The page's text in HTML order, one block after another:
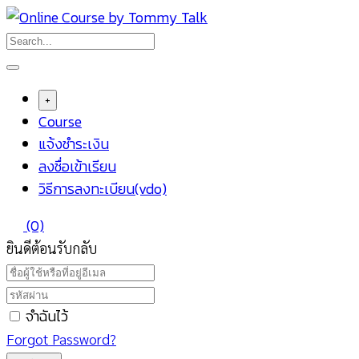
Skip
to
content
+
Course
แจ้งชำระเงิน
ลงชื่อเข้าเรียน
วิธีการลงทะเบียน(vdo)
(0)
ยินดีต้อนรับกลับ
จำฉันไว้
Forgot Password?